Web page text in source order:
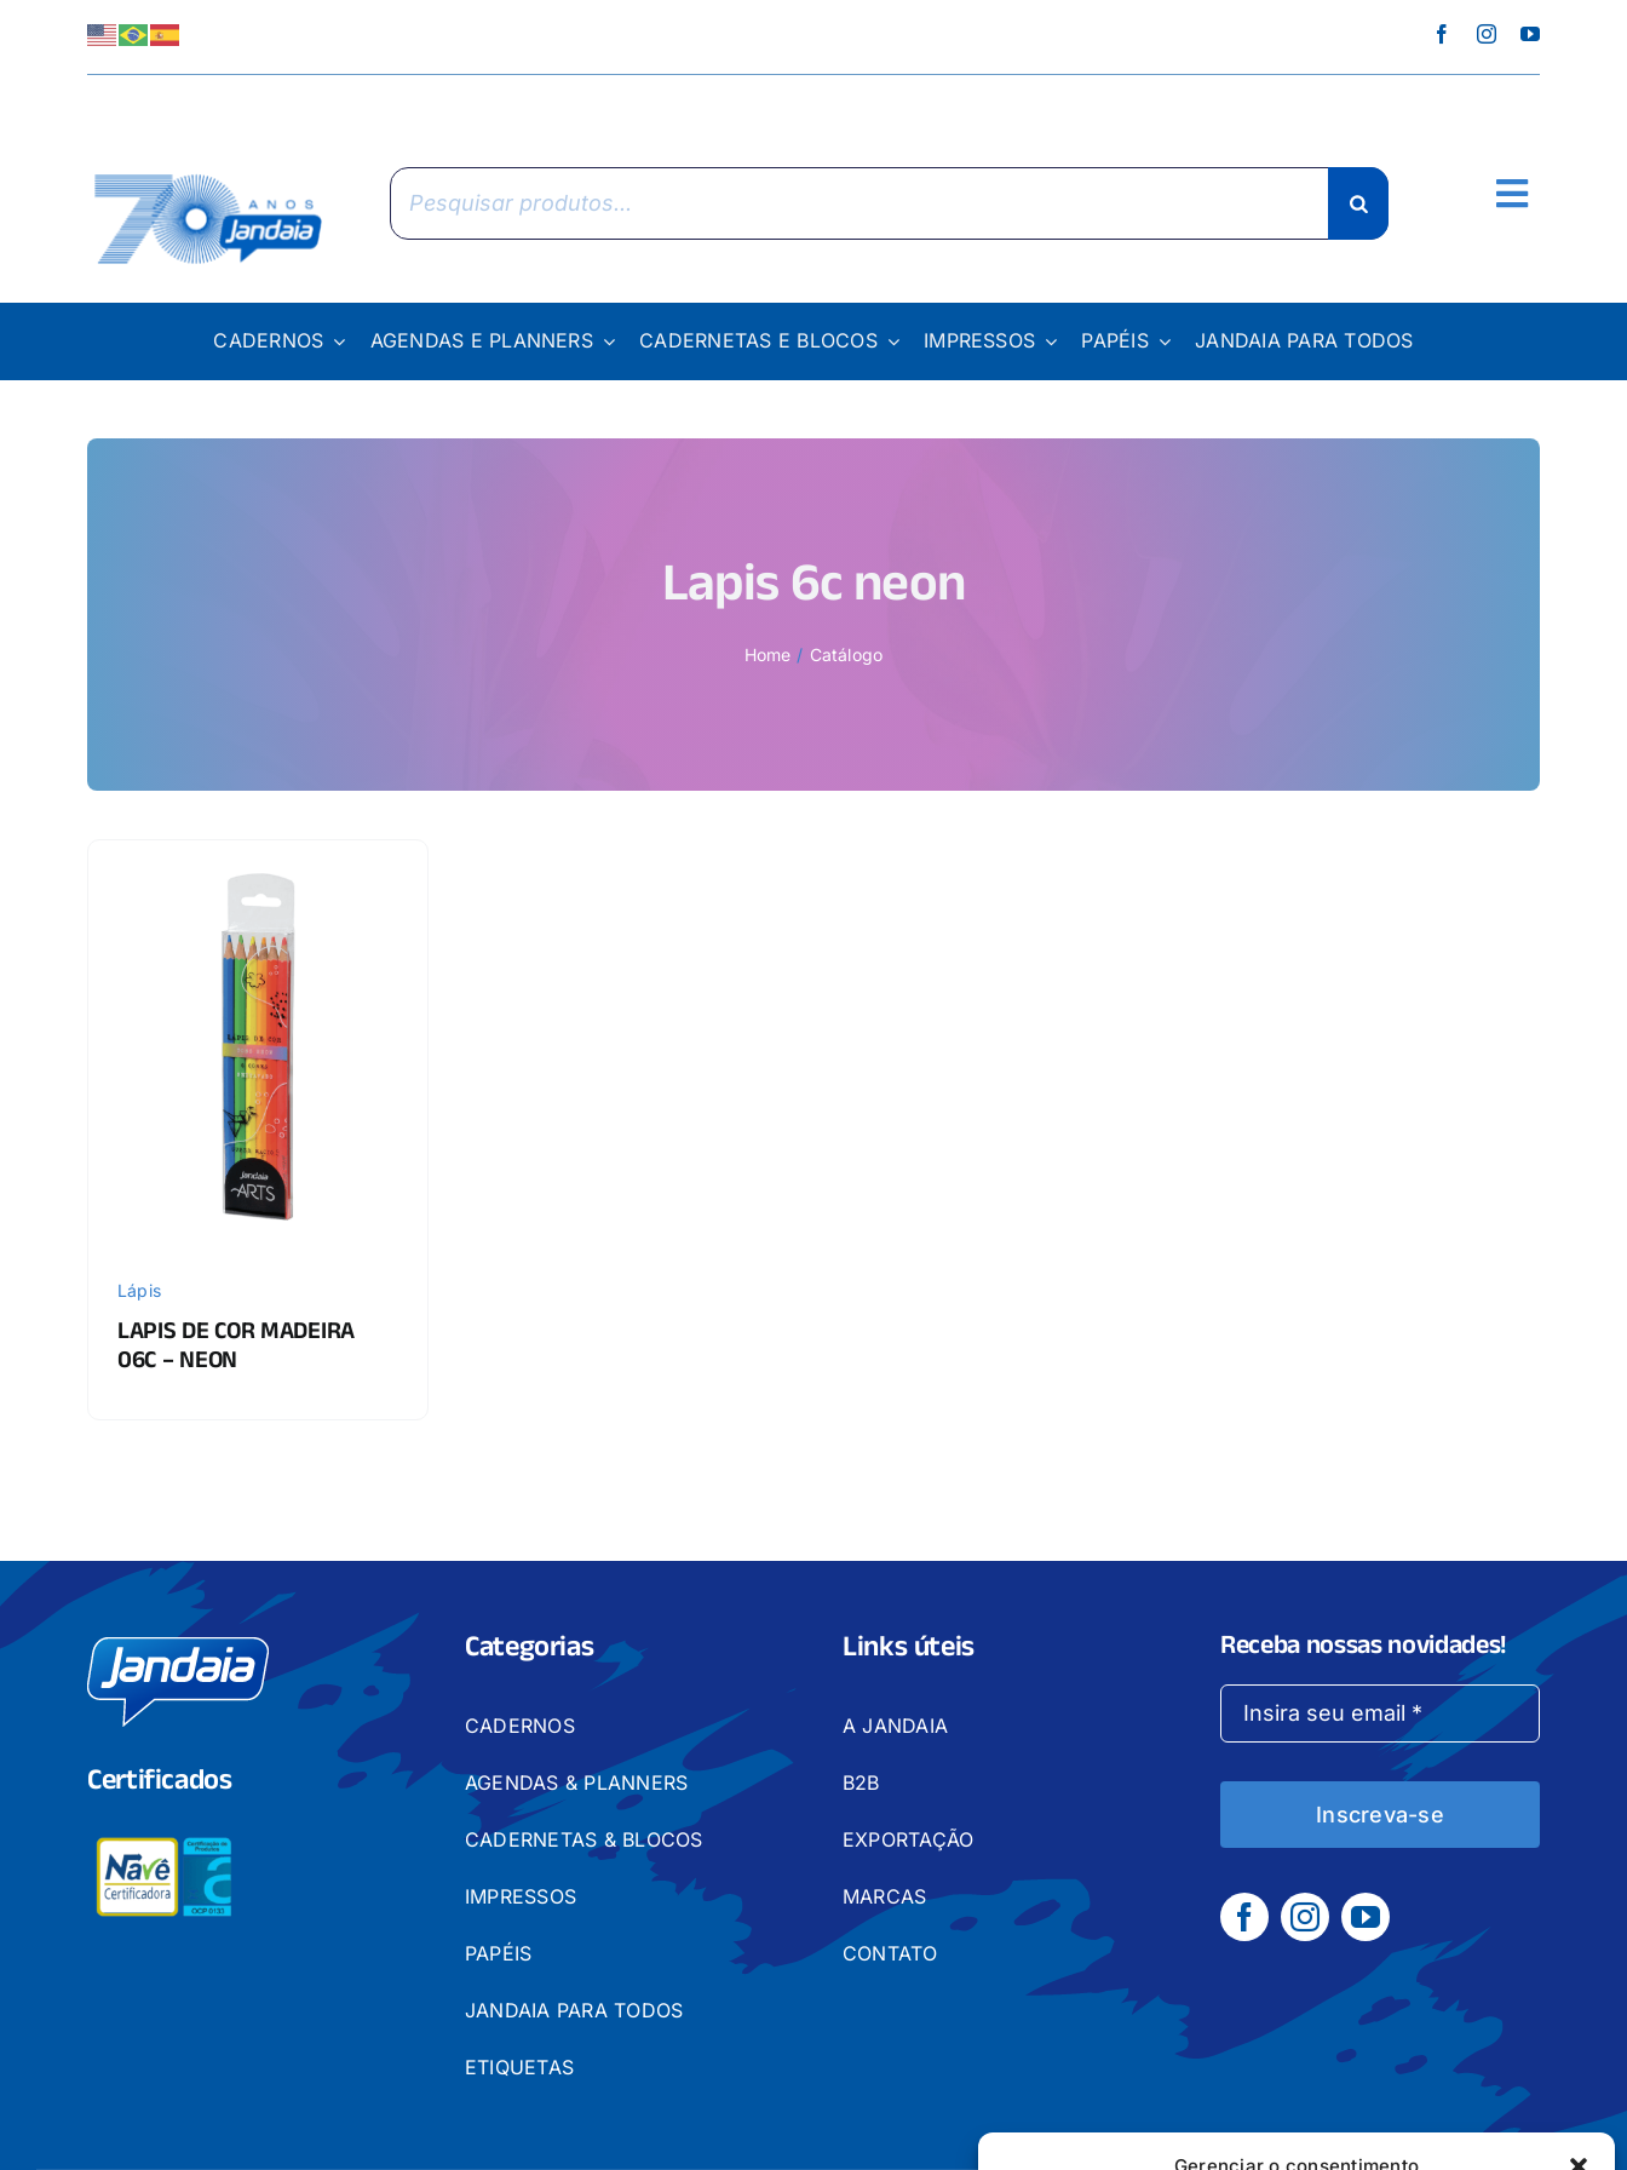
Pesquisar
produtos
CADERNOS AGENDAS E PLANNERS CADERNETAS E BLOCOS IMPRESSOS PAPÉIS JANDAIA PARA TODOS
Lapis 6c neon
Home Catálogo
Lápis
LAPIS DE COR MADEIRA
06C – NEON
Certificados
Categorias
CADERNOS
AGENDAS & PLANNERS
CADERNETAS & BLOCOS
IMPRESSOS
PAPÉIS
JANDAIA PARA TODOS
ETIQUETAS
Links úteis
A JANDAIA
B2B
EXPORTAÇÃO
MARCAS
CONTATO
Receba nossas novidades!
Inscreva-se